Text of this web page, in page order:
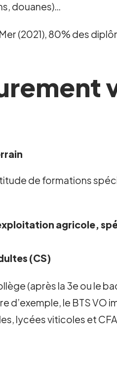
douanes)…
(2021), 80% des
de formations
agricole,
(CS)
(après la 3e ou le
le BTS VO
lycées viticoles et